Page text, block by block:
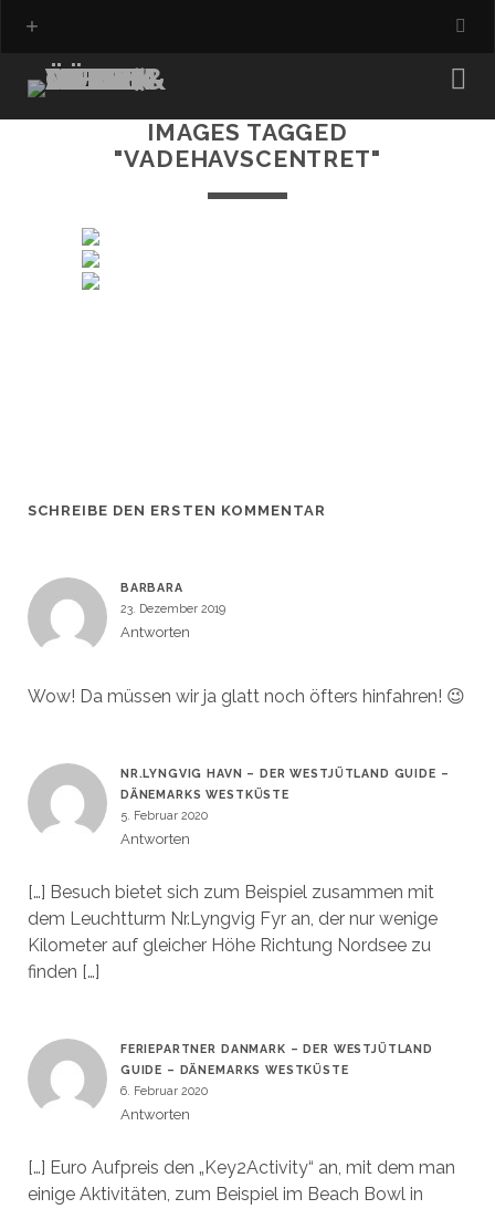
IMAGES TAGGED
"VADEHAVSCENTRET"
SCHREIBE DEN ERSTEN KOMMENTAR
BARBARA
23. Dezember 2019
Antworten
Wow! Da müssen wir ja glatt noch öfters hinfahren! 😉
NR.LYNGVIG HAVN – DER WESTJÜTLAND GUIDE –
DÄNEMARKS WESTKÜSTE
5. Februar 2020
Antworten
[…] Besuch bietet sich zum Beispiel zusammen mit
dem Leuchtturm Nr.Lyngvig Fyr an, der nur wenige
Kilometer auf gleicher Höhe Richtung Nordsee zu
finden […]
FERIEPARTNER DANMARK – DER WESTJÜTLAND
GUIDE – DÄNEMARKS WESTKÜSTE
6. Februar 2020
Antworten
[…] Euro Aufpreis den „Key2Activity“ an, mit dem man
einige Aktivitäten, zum Beispiel im Beach Bowl in